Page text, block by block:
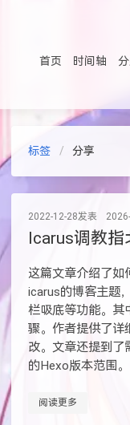
首页 时间轴
标签 分享
2022-12-28发表
Icarus调教
这篇文章介绍了
icarus的博客主题
栏吸底等功能。其
骤。作者提供了详
改。文章还提到了
的Hexo版本范围。
阅读更多